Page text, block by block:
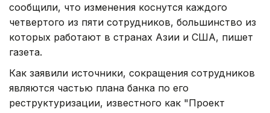
сообщили, что изменения коснутся каждого
четвертого из пяти сотрудников, большинство из
которых работают в странах Азии и США, пишет
газета.
Как заявили источники, сокращения сотрудников
являются частью плана банка по его
реструктуризации, известного как "Проект